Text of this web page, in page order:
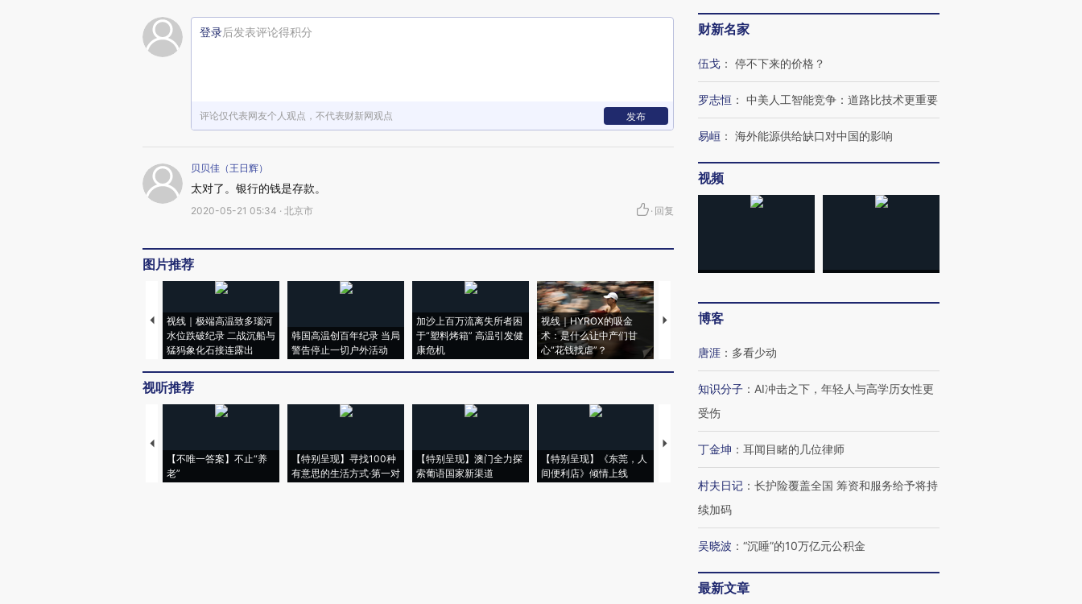
登录后发表评论得积分
评论仅代表网友个人观点，不代表财新网观点 发布
贝贝佳（王日辉）
太对了。银行的钱是存款。
2020-05-21 05:34 · 北京市 · 回复
图片推荐
视线｜极端高温致多瑙河
水位跌破纪录 二战沉船与
猛犸象化石接连露出
韩国高温创百年纪录 当局
警告停止一切户外活动
加沙上百万流离失所者困
于“塑料烤箱” 高温引发健
康危机
视线｜HYROX的吸金
术：是什么让中产们甘
心“花钱找虐”？
马航飞行员跨国走私7万
视听推荐
【不唯一答案】不止“养
老”
【特别呈现】寻找100种
有意思的生活方式·第一对
【特别呈现】澳门全力探
索葡语国家新渠道
【特别呈现】《东莞，人
间便利店》倾情上线
【推广】走进第四届链博
会，让数智科技“链”接产
【特别呈现】寻找100种
财新名家
伍戈 ： 停不下来的价格？
罗志恒 ： 中美人工智能竞争：道路比技术更重要
易峘 ： 海外能源供给缺口对中国的影响
视频
博客
唐涯 ： 多看少动
知识分子 ： AI冲击之下，年轻人与高学历女性更
受伤
丁金坤 ： 耳闻目睹的几位律师
村夫日记 ： 长护险覆盖全国 筹资和服务给予将持
续加码
吴晓波 ： “沉睡”的10万亿元公积金
最新文章